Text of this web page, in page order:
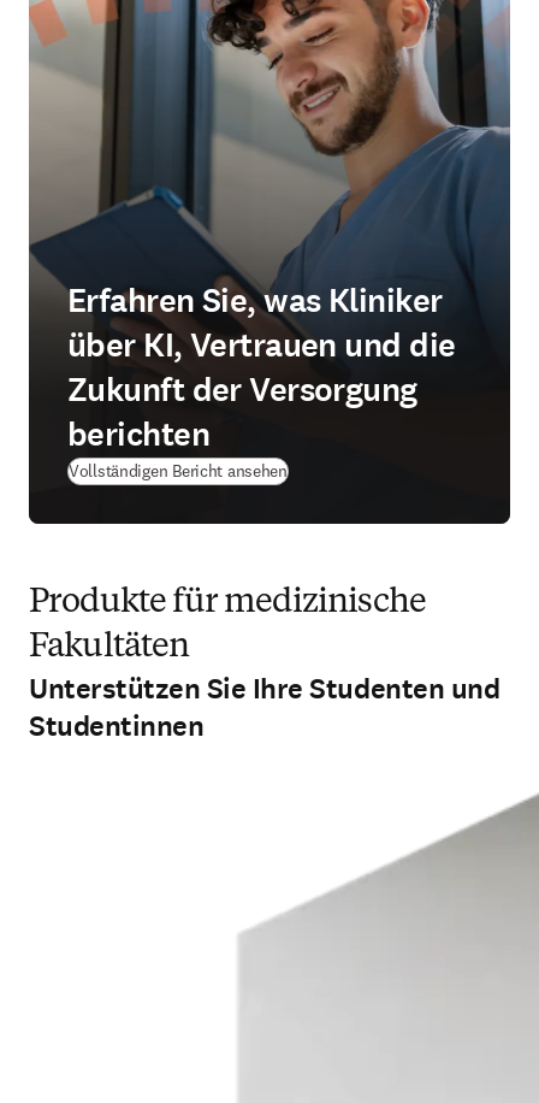
Erfahren Sie, was Kliniker
über KI, Vertrauen und die
Zukunft der Versorgung
berichten
Vollständigen Bericht ansehen
Produkte für medizinische
Fakultäten
Unterstützen Sie Ihre Studenten und
Studentinnen